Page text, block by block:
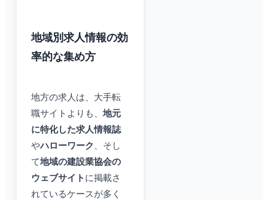
地域別求人情報の効
率的な集め方
地方の求人は、大手転
職サイトよりも、 地元
に特化した求人情報誌
やハローワーク
、そし
て地域の建設業協会の
ウェブサイト に掲載さ
れているケースが多く